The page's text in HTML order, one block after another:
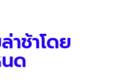
าช้าโดย
ด